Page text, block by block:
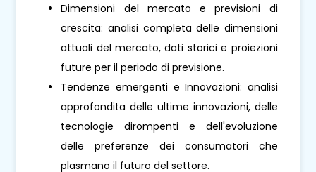
Dimensioni del mercato e previsioni di
crescita: analisi completa delle dimensioni
attuali del mercato, dati storici e proiezioni
future per il periodo di previsione.
Tendenze emergenti e Innovazioni: analisi
approfondita delle ultime innovazioni, delle
tecnologie dirompenti e dell'evoluzione
delle preferenze dei consumatori che
plasmano il futuro del settore.